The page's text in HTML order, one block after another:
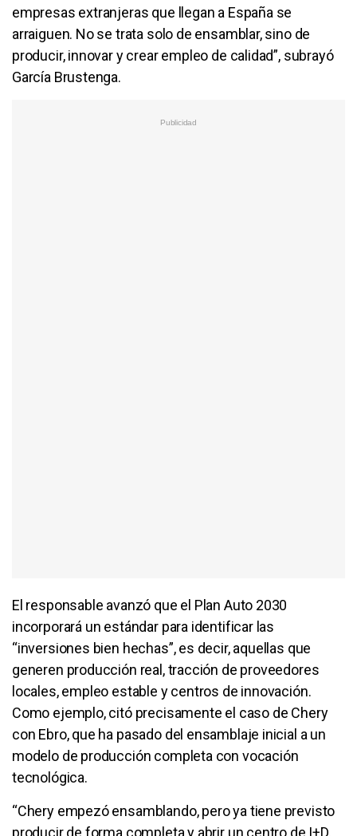
empresas extranjeras que llegan a España se
arraiguen. No se trata solo de ensamblar, sino de
producir, innovar y crear empleo de calidad”, subrayó
García Brustenga.
El responsable avanzó que el Plan Auto 2030
incorporará un estándar para identificar las
“inversiones bien hechas”, es decir, aquellas que
generen producción real, tracción de proveedores
locales, empleo estable y centros de innovación.
Como ejemplo, citó precisamente el caso de Chery
con Ebro, que ha pasado del ensamblaje inicial a un
modelo de producción completa con vocación
tecnológica.
“Chery empezó ensamblando, pero ya tiene previsto
producir de forma completa y abrir un centro de I+D.